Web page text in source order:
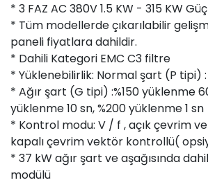
* 3 FAZ AC 380V 1.5 KW - 315 KW
* Tüm modellerde çıkarılabilir
paneli fiyatlara dahildir.
* Dahili Kategori EMC C3 filtre
* Yüklenebilirlik: Normal şart (P tipi) :
* Ağır şart (G tipi) :%150 yüklenme
yüklenme 10 sn, %200 yüklenme 1 sn
* Kontrol modu: V / f , açık çevrim
kapalı çevrim vektör kontrollü(
* 37 kW ağır şart ve aşağısında
modülü